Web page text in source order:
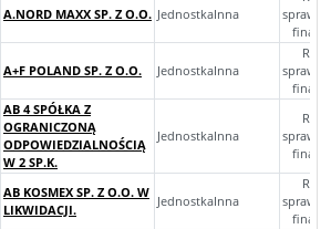
A.NORD MAXX SP. Z O.O. JednostkaInna
A+F POLAND SP. Z O.O. JednostkaInna
AB 4 SPÓŁKA Z
OGRANICZONĄ
ODPOWIEDZIALNOŚCIĄ
W 2 SP.K.
JednostkaInna
AB KOSMEX SP. Z O.O. W
LIKWIDACJI.
JednostkaInna